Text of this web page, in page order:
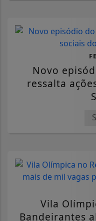
Novo
ressalta
Vila
Bandeirantes